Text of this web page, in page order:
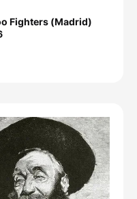
Fighters (Madrid)